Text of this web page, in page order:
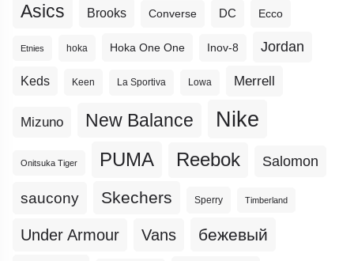
Asics Brooks Converse DC Ecco
Etnies hoka Hoka One One Inov-8 Jordan
Keds Keen La Sportiva Lowa Merrell
Mizuno New Balance Nike
Onitsuka Tiger PUMA Reebok Salomon
saucony Skechers Sperry Timberland
Under Armour Vans бежевый